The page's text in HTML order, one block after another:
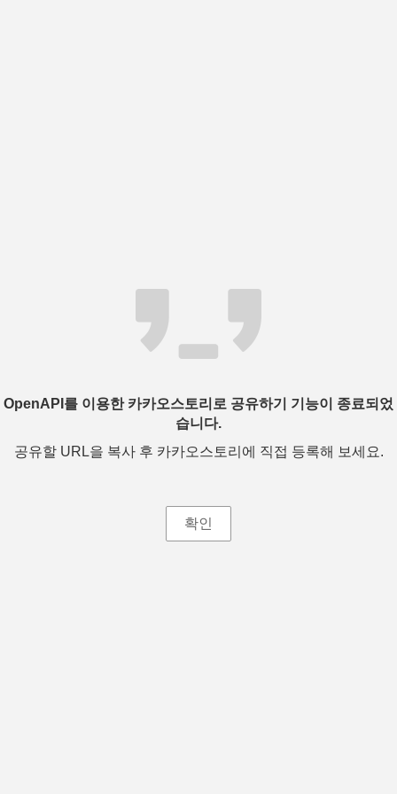
OpenAPI를 이용한 카카오스토리로 공유하기 기능이 종료되었
습니다.
공유할 URL을 복사 후 카카오스토리에 직접 등록해 보세요.
확인